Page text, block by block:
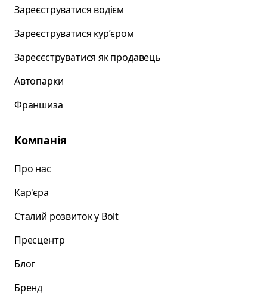
Зареєструватися водієм
Зареєструватися курʼєром
Зареєєструватися як продавець
Автопарки
Франшиза
Компанія
Про нас
Кар'єра
Сталий розвиток у Bolt
Пресцентр
Блог
Бренд